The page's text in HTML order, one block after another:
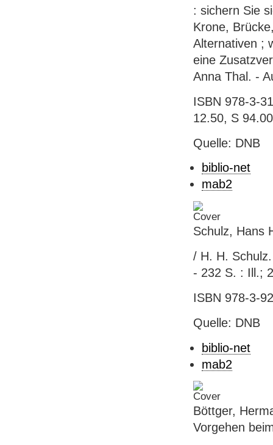
: sichern Sie
Krone,
Alternativen ;
eine
Anna Thal. -
ISBN 978-3-
12.50, S 94.00
Quelle: DNB
biblio-net
mab2
Schulz, Hans
/ H. H.
- 232 S. : Ill.;
ISBN 978-3-
Quelle: DNB
biblio-net
mab2
Böttger,
Vorgehen